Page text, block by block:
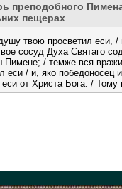
преподобного
пещерах
твою просветил еси,
сосуд Духа Святаго
Пимене; / темже вся
еси / и, яко победоносец
еси от Христа Бога. /